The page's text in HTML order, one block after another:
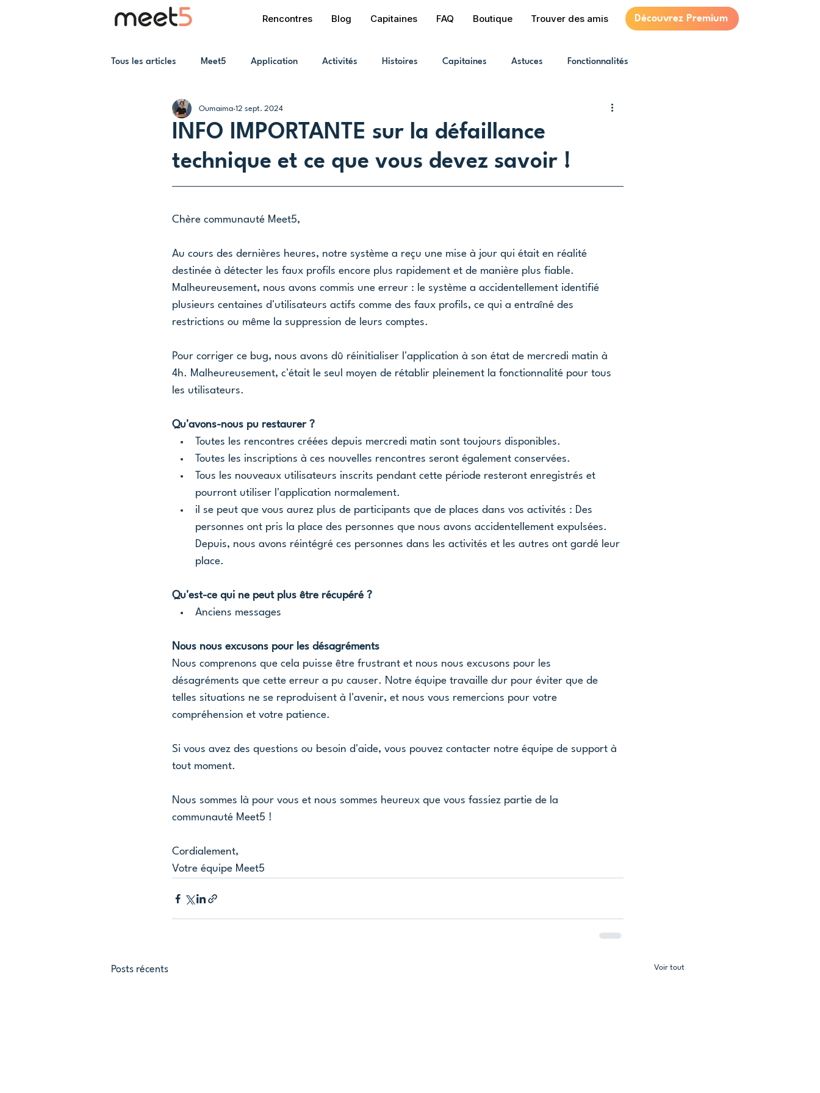
Rencontres Blog Capitaines FAQ Boutique Trouver des amis Découvrez Premium
Tous les articles Meet5 Application Activités Histoires Capitaines Astuces Fonctionnalités
INFO IMPORTANTE sur la défaillance
technique et ce que vous devez savoir !
Oumaima 12 sept. 2024
Chère communauté Meet5,
Au cours des dernières heures, notre système a reçu une mise à jour qui était en réalité
destinée à détecter les faux profils encore plus rapidement et de manière plus fiable.
Malheureusement, nous avons commis une erreur : le système a accidentellement identifié
plusieurs centaines d'utilisateurs actifs comme des faux profils, ce qui a entraîné des
restrictions ou même la suppression de leurs comptes.
Pour corriger ce bug, nous avons dû réinitialiser l'application à son état de mercredi matin à
4h. Malheureusement, c'était le seul moyen de rétablir pleinement la fonctionnalité pour tous
les utilisateurs.
Qu'avons-nous pu restaurer ?
Toutes les rencontres créées depuis mercredi matin sont toujours disponibles.
Toutes les inscriptions à ces nouvelles rencontres seront également conservées.
Tous les nouveaux utilisateurs inscrits pendant cette période resteront enregistrés et
pourront utiliser l'application normalement.
il se peut que vous aurez plus de participants que de places dans vos activités : Des
personnes ont pris la place des personnes que nous avons accidentellement expulsées.
Depuis, nous avons réintégré ces personnes dans les activités et les autres ont gardé leur
place.
Qu'est-ce qui ne peut plus être récupéré ?
Anciens messages
Nous nous excusons pour les désagréments
Nous comprenons que cela puisse être frustrant et nous nous excusons pour les
désagréments que cette erreur a pu causer. Notre équipe travaille dur pour éviter que de
telles situations ne se reproduisent à l'avenir, et nous vous remercions pour votre
compréhension et votre patience.
Si vous avez des questions ou besoin d'aide, vous pouvez contacter notre équipe de support à
tout moment.
Nous sommes là pour vous et nous sommes heureux que vous fassiez partie de la
communauté Meet5 !
Cordialement,
Votre équipe Meet5
Posts récents Voir tout